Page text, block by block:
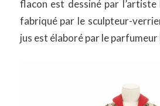
flacon est dessiné par
fabriqué par le sculpteur-
jus est élaboré par le